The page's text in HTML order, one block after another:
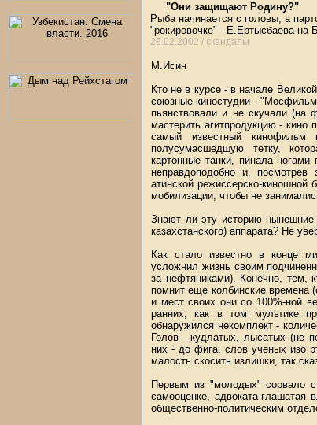
"Они защищают Родину?"
Рыба начинается с головы, а
"рокировочке" - Е.Ертысбаева на
28.02.2002 / скандалы
М.Исин
Кто не в курсе - в начале
союзные киностудии -
пьянствовали и не скучали (на
мастерить агитпродукцию -
самый известный
полусумасшедшую тетку,
картонные танки, пинала
неправдоподобно и,
атинской режиссерско-
мобилизации, чтобы не
Знают ли эту историю нынешние
казахстанского) аппарата? Не
Как стало известно в конце
усложнил жизнь своим
за нефтяниками). Конечно, тем,
помнит еще колбинские времена
и мест своих они со 100%-ной
ранних, как в том мультике
обнаружился некомплект -
Голов - кудлатых, лысатых (не
них - до фига, слов ученых изо
малость скосить излишки, так
Первым из "молодых" сорвало
самооценке, адвоката-
общественно-политическим